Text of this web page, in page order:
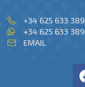
+34 625 633 389
+34 625 633 389
EMAIL